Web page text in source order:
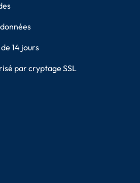
14 jours
par cryptage SSL